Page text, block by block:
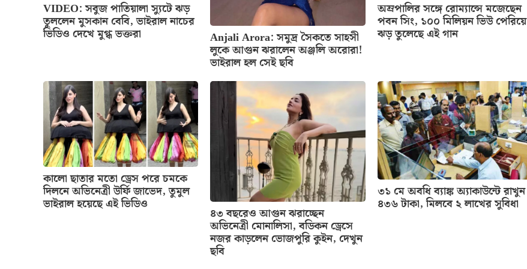
VIDEO: সবুজ পাতিয়ালা স্যুটে ঝড়
তুললেন মুসকান বেবি, ভাইরাল নাচের
ভিডিও দেখে মুগ্ধ ভক্তরা Anjali Arora: সমুদ্র সৈকতে সাহসী
লুকে আগুন ঝরালেন অঞ্জলি অরোরা!
ভাইরাল হল সেই ছবি
অম্রপালির সঙ্গে রোম্যান্সে মজেছেন
পবন সিং, ১০০ মিলিয়ন ভিউ পেরিয়ে
ঝড় তুলেছে এই গান
কালো ছাতার মতো ড্রেস পরে চমকে
দিলনে অভিনেত্রী উর্ফি জাভেদ, তুমুল
ভাইরাল হয়েছে এই ভিডিও
৪৩ বছরেও আগুন ঝরাচ্ছেন
অভিনেত্রী মোনালিসা, বডিকন ড্রেসে
নজর কাড়লেন ভোজপুরি কুইন, দেখুন
ছবি
৩১ মে অবধি ব্যাঙ্ক অ্যাকাউন্টে রাখুন
৪৩৬ টাকা, মিলবে ২ লাখের সুবিধা